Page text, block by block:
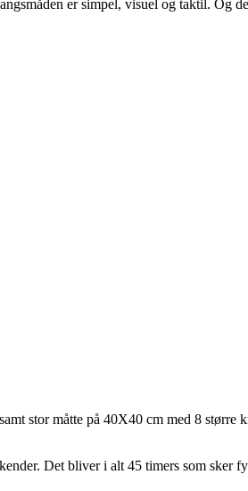
er simpel, visuel og taktil. Og
stor måtte på 40X40 cm med 8 større
Det bliver i alt 45 timers som sker